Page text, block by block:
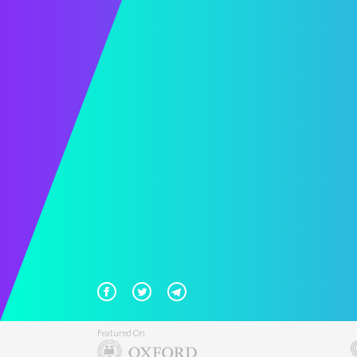
Featured On